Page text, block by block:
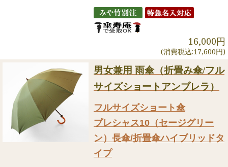
16,000円
(消費税込:17,600円)
男女兼用 雨傘（折畳み傘/フル
サイズショートアンブレラ）
フルサイズショート傘
プレシャス10（セージグリー
ン）長傘/折畳傘ハイブリッドタ
イプ